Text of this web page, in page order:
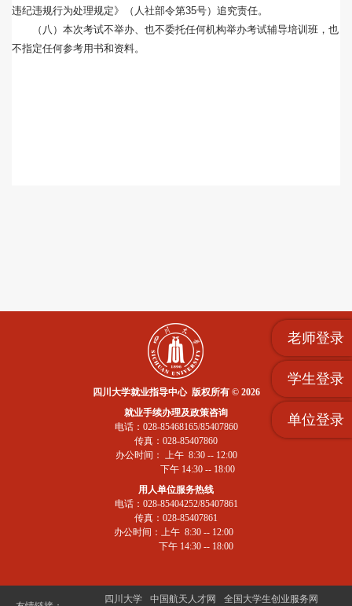
老师登录
学生登录
单位登录
违纪违规行为处理规定》（人社部令第35号）追究责任。
（八）本次考试不举办、也不委托任何机构举办考试辅导培训班，也
不指定任何参考用书和资料。
四川大学就业指导中心 版权所有 © 2026
就业手续办理及政策咨询
电话：028-85468165/85407860
传真：028-85407860
办公时间： 上午 8:30 -- 12:00
下午 14:30 -- 18:00
用人单位服务热线
电话：028-85404252/85407861
传真：028-85407861
办公时间：上午 8:30 -- 12:00
下午 14:30 -- 18:00
四川大学 中国航天人才网 全国大学生创业服务网